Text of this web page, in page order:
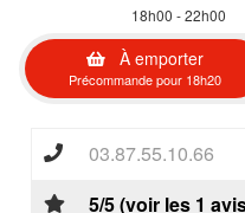
18h00 - 22h00
À emporter
Précommande pour 18h20
03.87.55.10.66
5/5 (voir les 1